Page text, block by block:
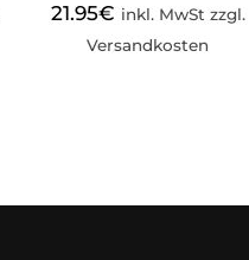
21.95€ inkl. MwSt zzgl.
Versandkosten